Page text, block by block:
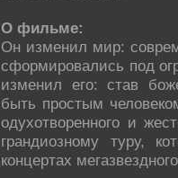
О фильме:
Он изменил мир:
сформировались под
изменил его: став
быть простым
одухотворенного и
грандиозному туру,
концертах